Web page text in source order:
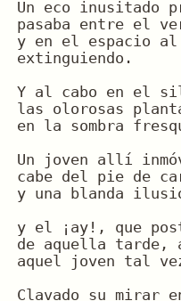
Un eco inusitado
pasaba entre el
y en el espacio
extinguiendo.
Y al cabo en el
las olorosas
en la sombra
Un joven allí
cabe del pie de
y una blanda
y el ¡ay!, que
de aquella tarde,
aquel joven tal
Clavado su mirar